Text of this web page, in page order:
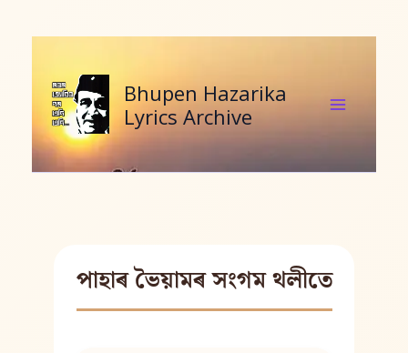
content
Bhupen Hazarika
Lyrics Archive
পাহাৰ ভৈয়ামৰ সংগম থলীতে